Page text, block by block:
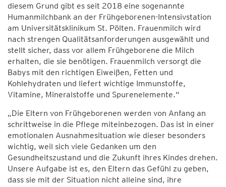
diesem Grund gibt es seit 2018 eine sogenannte
Humanmilchbank an der Frühgeborenen-Intensivstation
am Universitätsklinikum St. Pölten. Frauenmilch wird
nach strengen Qualitätsanforderungen ausgewählt und
stellt sicher, dass vor allem Frühgeborene die Milch
erhalten, die sie benötigen. Frauenmilch versorgt die
Babys mit den richtigen Eiweißen, Fetten und
Kohlehydraten und liefert wichtige Immunstoffe,
Vitamine, Mineralstoffe und Spurenelemente.“
„Die Eltern von Frühgeborenen werden von Anfang an
schrittweise in die Pflege miteinbezogen. Das ist in einer
emotionalen Ausnahmesituation wie dieser besonders
wichtig, weil sich viele Gedanken um den
Gesundheitszustand und die Zukunft ihres Kindes drehen.
Unsere Aufgabe ist es, den Eltern das Gefühl zu geben,
dass sie mit der Situation nicht alleine sind, ihre